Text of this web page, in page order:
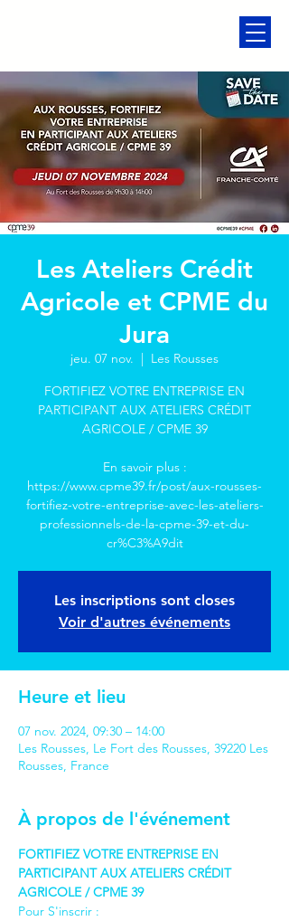
Les Ateliers Crédit
Agricole et CPME du
Jura
jeu. 07 nov.
  |
Les Rousses
FORTIFIEZ VOTRE ENTREPRISE EN
PARTICIPANT AUX ATELIERS CRÉDIT
AGRICOLE / CPME 39
En savoir plus :
https://www.cpme39.fr/post/aux-rousses-
fortifiez-votre-entreprise-avec-les-ateliers-
professionnels-de-la-cpme-39-et-du-
cr%C3%A9dit
Les inscriptions sont closes
Voir d'autres événements
Heure et lieu
07 nov. 2024, 09:30 – 14:00
Les Rousses, Le Fort des Rousses, 39220 Les
Rousses, France
À propos de l'événement
FORTIFIEZ VOTRE ENTREPRISE EN
PARTICIPANT AUX ATELIERS CRÉDIT
AGRICOLE / CPME 39
Pour S'inscrir :